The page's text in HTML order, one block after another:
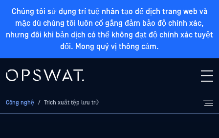
Chúng tôi sử dụng trí tuệ nhân tạo để dịch trang web và
mặc dù chúng tôi luôn cố gắng đảm bảo độ chính xác,
nhưng đôi khi bản dịch có thể không đạt độ chính xác tuyệt
đối. Mong quý vị thông cảm.
Công nghệ / Trích xuất tệp lưu trữ